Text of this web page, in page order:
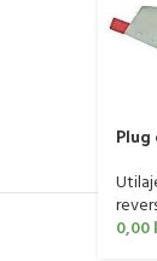
0,00